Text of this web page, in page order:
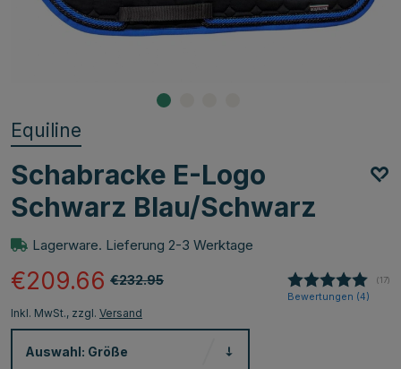
Equiline
Schabracke E-Logo
Schwarz Blau/Schwarz
Lagerware. Lieferung 2-3 Werktage
€232.95
€209.66 (17)
Bewertungen (4)
Inkl. MwSt., zzgl. Versand
Auswahl: Größe